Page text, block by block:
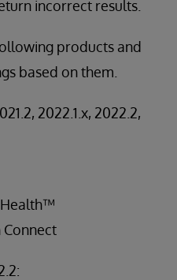
incorrect results.
products and
based on them.
2022.1.x, 2022.2,
Health™